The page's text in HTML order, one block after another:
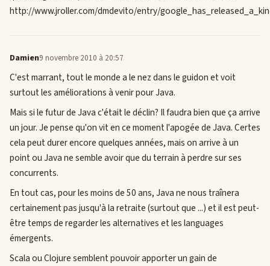
http://www.jroller.com/dmdevito/entry/
Damien9 novembre 2010 à 20:57
C'est marrant, tout le monde a le nez dans le guidon et voit
surtout les améliorations à venir pour Java.
Mais si le futur de Java c'était le déclin? Il faudra bien que ça arrive
un jour. Je pense qu'on vit en ce moment l'apogée de Java. Certes
cela peut durer encore quelques années, mais on arrive à un
point ou Java ne semble avoir que du terrain à perdre sur ses
concurrents.
En tout cas, pour les moins de 50 ans, Java ne nous traînera
certainement pas jusqu'à la retraite (surtout que ...) et il est peut-
être temps de regarder les alternatives et les languages
émergents.
Scala ou Clojure semblent pouvoir apporter un gain de